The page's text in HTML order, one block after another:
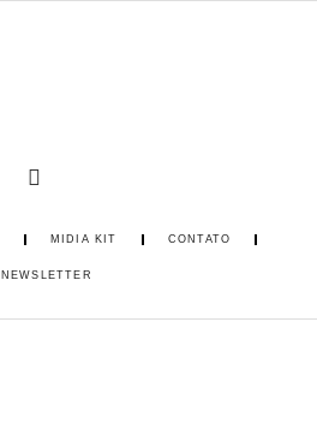
MIDIA KIT CONTATO
NEWSLETTER